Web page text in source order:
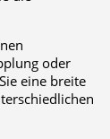
oder
eine breite